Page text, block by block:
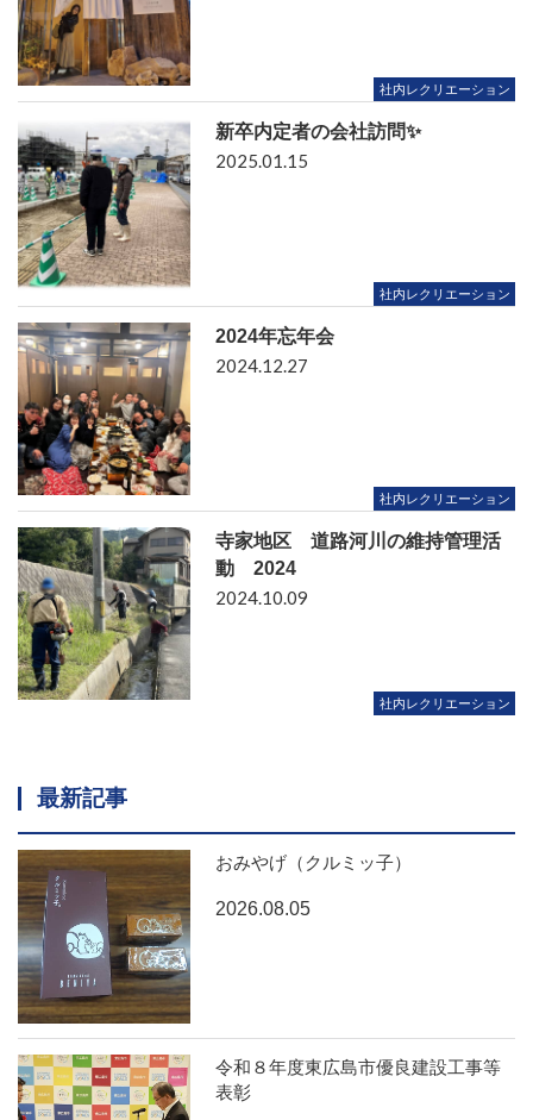
社内レクリエーション
新卒内定者の会社訪問✨
社内レクリエーション
2025.01.15
2024年忘年会
社内レクリエーション
2024.12.27
寺家地区 道路河川の維持管理活
動 2024
社内レクリエーション
2024.10.09
最新記事
おみやげ（クルミッ子）
2026.08.05
令和８年度東広島市優良建設工事等
表彰